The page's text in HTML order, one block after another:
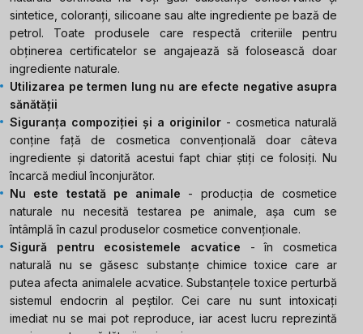
sintetice, coloranți, silicoane sau alte ingrediente pe bază de
petrol. Toate produsele care respectă criteriile pentru
obținerea certificatelor se angajează să folosească doar
ingrediente naturale.
Utilizarea pe termen lung nu are efecte negative asupra
sănătății
Siguranța compoziției și a originilor - cosmetica naturală
conține față de cosmetica convențională doar câteva
ingrediente și datorită acestui fapt chiar știți ce folosiți. Nu
încarcă mediul înconjurător.
Nu este testată pe animale
- producția de cosmetice
naturale nu necesită testarea pe animale, așa cum se
întâmplă în cazul produselor cosmetice convenționale.
Sigură pentru ecosistemele acvatice
- în cosmetica
naturală nu se găsesc substanțe chimice toxice care ar
putea afecta animalele acvatice. Substanțele toxice perturbă
sistemul endocrin al peștilor. Cei care nu sunt intoxicați
imediat nu se mai pot reproduce, iar acest lucru reprezintă